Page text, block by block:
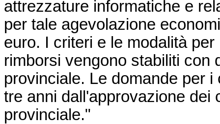
attrezzature informatiche e
per tale agevolazione
euro. I criteri e le modalità
rimborsi vengono stabiliti con
provinciale. Le domande per
tre anni dall'approvazione dei
provinciale."